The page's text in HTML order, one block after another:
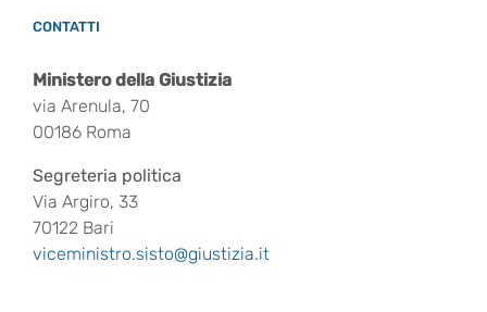
CONTATTI
Ministero della Giustizia
via Arenula, 70
00186 Roma
Segreteria politica
Via Argiro, 33
70122 Bari
viceministro.sisto@giustizia.it